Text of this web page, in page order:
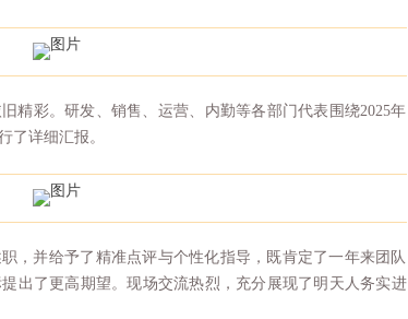
精彩。研发、销售、运营、内勤等各部门代表围绕2025年
了详细汇报。
，并给予了精准点评与个性化指导，既肯定了一年来团队
出了更高期望。现场交流热烈，充分展现了明天人务实进